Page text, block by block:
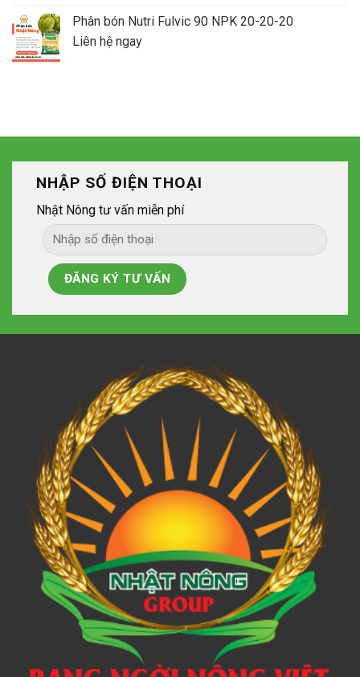
Phân bón Nutri Fulvic 90 NPK 20-20-20
Liên hệ ngay
NHẬP SỐ ĐIỆN THOẠI
Nhật Nông tư vấn miễn phí